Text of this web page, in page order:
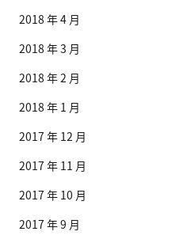
2018 年 4 月
2018 年 3 月
2018 年 2 月
2018 年 1 月
2017 年 12 月
2017 年 11 月
2017 年 10 月
2017 年 9 月